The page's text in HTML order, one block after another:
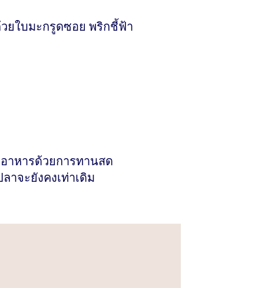
ยใบมะกรูดซอย พริกชี้ฟ้า
าหารด้วยการทานสด
าจะยังคงเท่าเดิม